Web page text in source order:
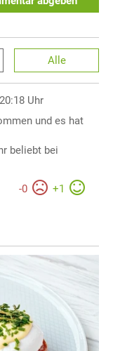
Alle
Uhr
und es hat
beliebt bei
-0 +1